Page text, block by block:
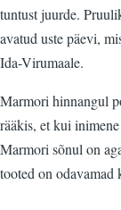
tuntust juurde.
avatud uste päevi,
Ida-Virumaale.
Marmori hinnangul
rääkis, et kui
Marmori sõnul on
tooted on odavamad